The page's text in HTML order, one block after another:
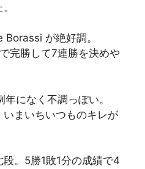
が絶好調。
完勝して7連勝を決めや
になく不調っぽい。
まいちいつものキレが
。5勝1敗1分の成績で4